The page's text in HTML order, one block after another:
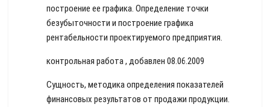
построение ее графика. Определение точки
безубыточности и построение графика
рентабельности проектируемого предприятия.
контрольная работа , добавлен 08.06.2009
Сущность, методика определения показателей
финансовых результатов от продажи продукции.